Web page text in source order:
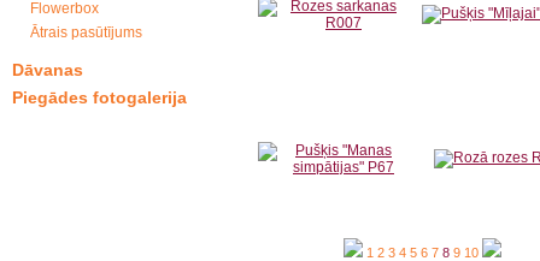
Flowerbox
Ātrais pasūtījums
Dāvanas
Piegādes fotogalerija
1 2 3 4 5 6 7 8 9 10